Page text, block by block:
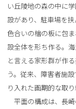
い丘陵地の森の中に
設があり、駐車場を
色合いの檜の板に包
設全体を形ち作る。
と言える家形群が作
う。従来、障害者施
り入れた画期的な取り
平面の構成は、長